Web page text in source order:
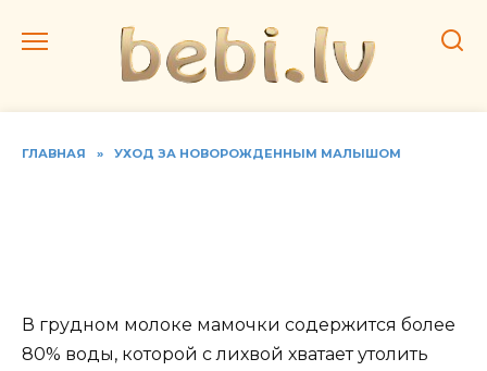
ГЛАВНАЯ » УХОД ЗА НОВОРОЖДЕННЫМ МАЛЫШОМ
В грудном молоке мамочки содержится более
80% воды, которой с лихвой хватает утолить